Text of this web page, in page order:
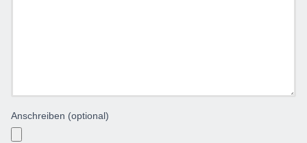
Anschreiben (optional)